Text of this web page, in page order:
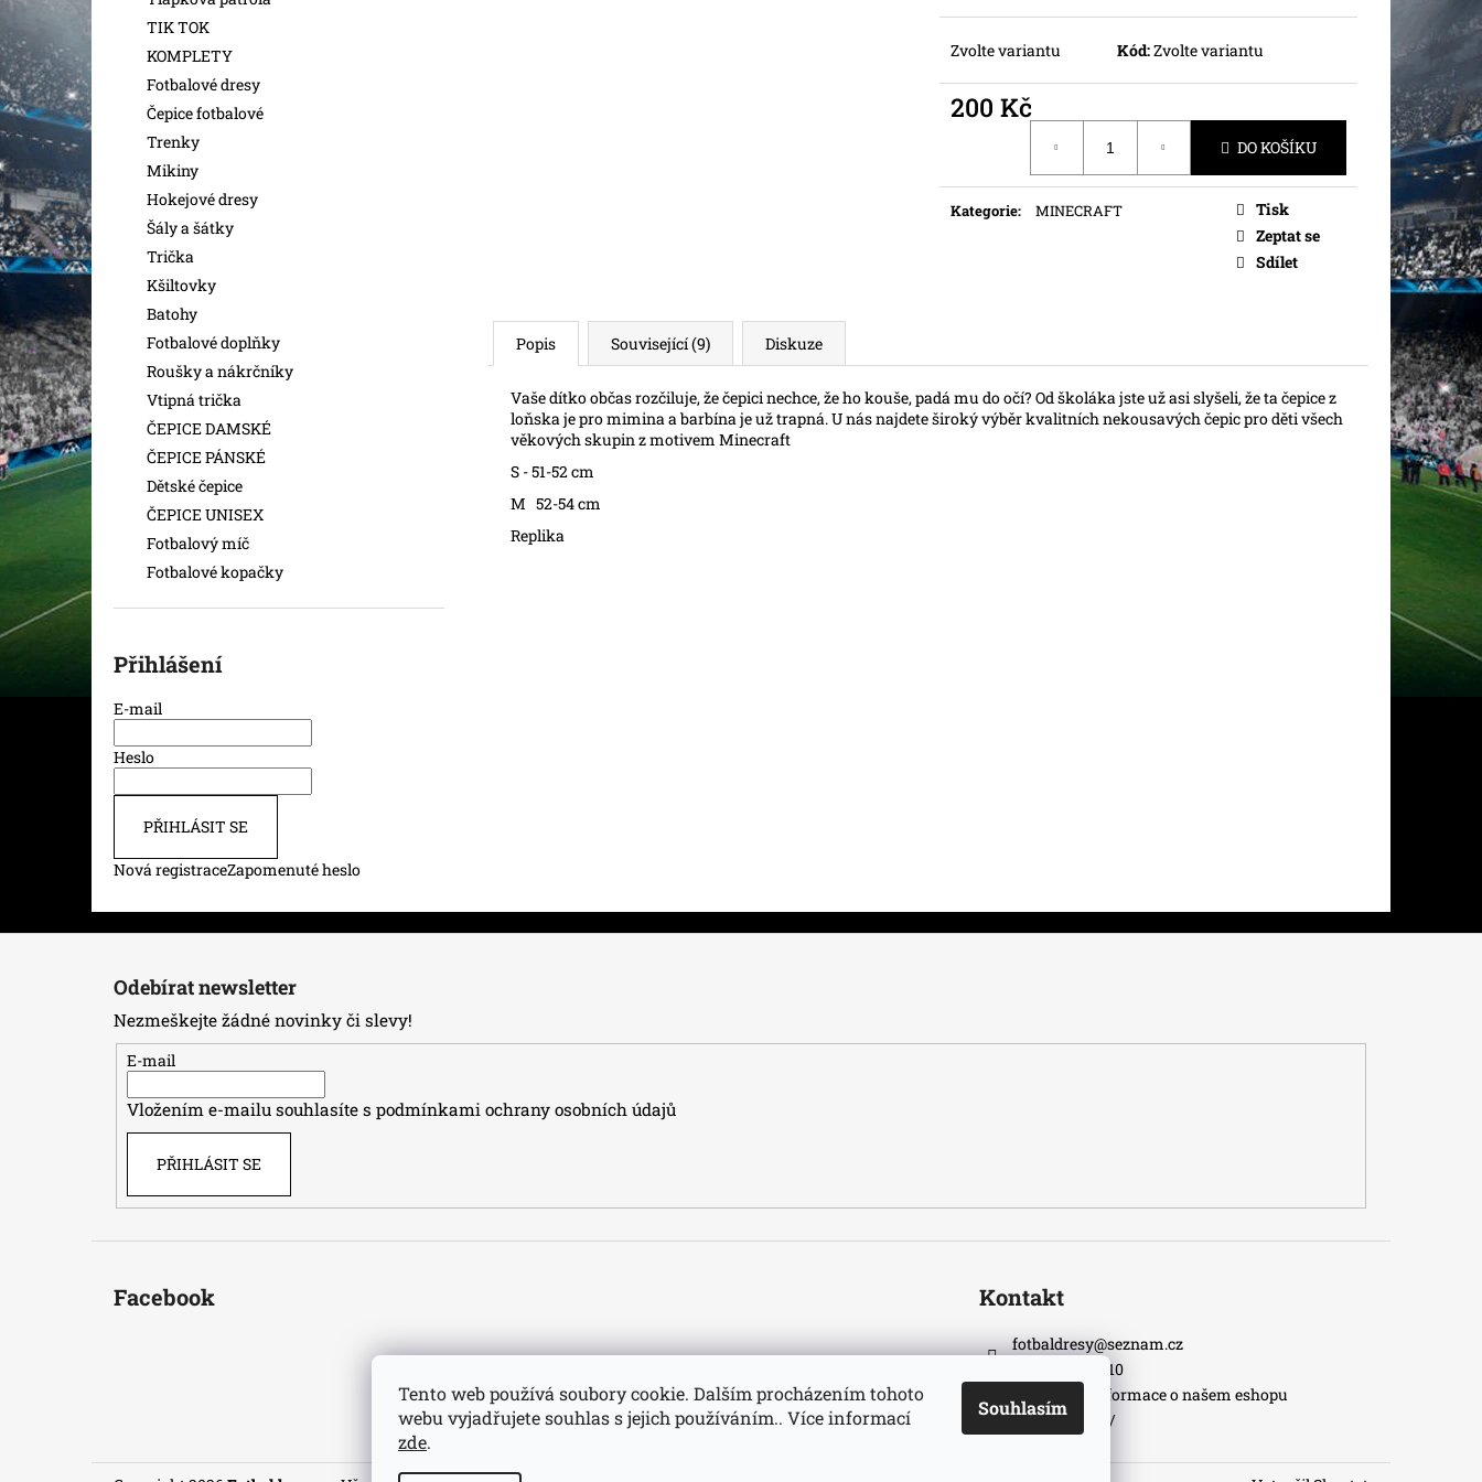
Tento web používá soubory cookie. Dalším procházením tohoto
webu vyjadřujete souhlas s jejich používáním.. Více informací
zde.
Souhlasím
TIK TOK
KOMPLETY
Fotbalové dresy
Čepice fotbalové
Trenky
Mikiny
Hokejové dresy
Šály a šátky
Trička
Kšiltovky
Batohy
Fotbalové doplňky
Roušky a nákrčníky
Vtipná trička
ČEPICE DAMSKÉ
ČEPICE PÁNSKÉ
Dětské čepice
ČEPICE UNISEX
Fotbalový míč
Fotbalové kopačky
Přihlášení
E-mail
Heslo
PŘIHLÁSIT SE
Nová registraceZapomenuté heslo
Zvolte variantu Kód:Zvolte variantu
200 Kč
DO KOŠÍKU
Kategorie: MINECRAFT
Tisk
Zeptat se
Sdílet
Popis Související (9) Diskuze
Vaše dítko občas rozčiluje, že čepici nechce, že ho kouše, padá mu do očí? Od školáka jste už asi slyšeli, že ta čepice z
loňska je pro mimina a barbína je už trapná. U nás najdete široký výběr kvalitních nekousavých čepic pro děti všech
věkových skupin z motivem Minecraft
S - 51-52 cm
M 52-54 cm
Replika
Odebírat newsletter
Nezmeškejte žádné novinky či slevy!
E-mail
Vložením e-mailu souhlasíte s podmínkami ochrany osobních údajů
PŘIHLÁSIT SE
Facebook Kontakt
fotbaldresy@seznam.cz
+420733609510
Nejnovější informace o našem eshopu
fotbaldresycz/